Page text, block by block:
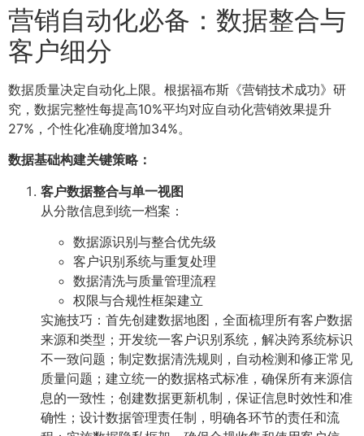
营销自动化必备：数据整合与
客户细分
数据质量决定自动化上限。根据福布斯《营销技术成功》研
究，数据完整性每提高10%平均对应自动化营销效果提升
27%，个性化准确度增加34%。
数据基础构建关键策略：
客户数据整合与单一视图
从分散信息到统一档案：
数据源识别与整合优先级
客户识别系统与重复处理
数据清洗与质量管理流程
权限与合规性框架建立
实施技巧：首先创建数据地图，全面梳理所有客户数据
来源和类型；开发统一客户识别系统，解决跨系统标识
不一致问题；制定数据清洗规则，自动检测和修正常见
质量问题；建立统一的数据格式标准，确保所有来源信
息的一致性；创建数据更新机制，保证信息时效性和准
确性；设计数据管理责任制，明确各环节的责任和流